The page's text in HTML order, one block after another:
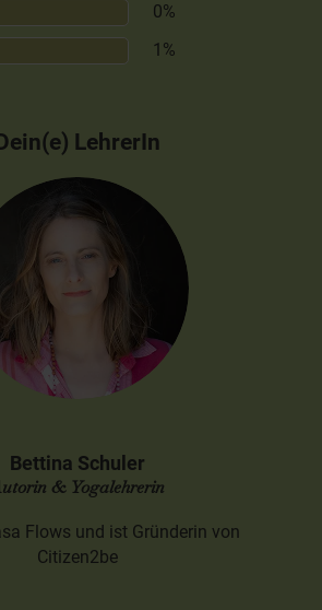
0%
1%
LehrerIn
Bettina Schuler
& Yogalehrerin
Flows und ist Gründerin von
Citizen2be